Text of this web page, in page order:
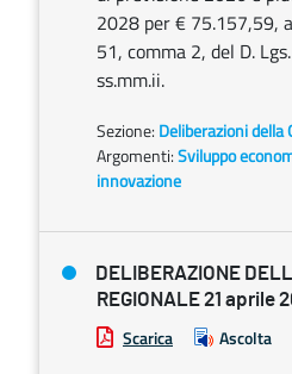
2028 per € 75.157,59,
51, comma 2, del D.
ss.mm.ii.
Sezione: Deliberazioni della
Argomenti:Sviluppo
innovazione
DELIBERAZIONE
REGIONALE 21 aprile
Scarica Ascolta